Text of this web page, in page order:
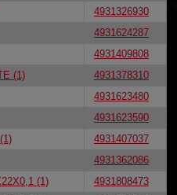
4931326930
4931624287
4931409808
(1)
4931378310
4931623480
4931623590
4931407037
4931362086
(1)
4931808473